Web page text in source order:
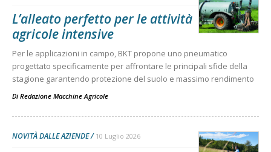
L’alleato perfetto per le attività
agricole intensive
Per le applicazioni in campo, BKT propone uno pneumatico
progettato specificamente per affrontare le principali sfide della
stagione garantendo protezione del suolo e massimo rendimento
Di Redazione Macchine Agricole
NOVITÀ DALLE AZIENDE 10 Luglio 2026